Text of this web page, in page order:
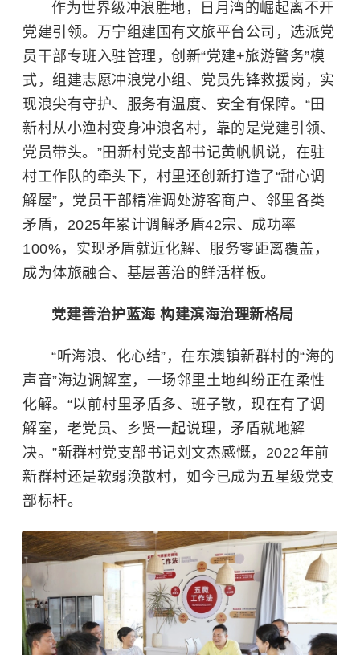
作为世界级冲浪胜地，日月湾的崛起离不开
党建引领。万宁组建国有文旅平台公司，选派党
员干部专班入驻管理，创新“党建+旅游警务”模
式，组建志愿冲浪党小组、党员先锋救援岗，实
现浪尖有守护、服务有温度、安全有保障。“田
新村从小渔村变身冲浪名村，靠的是党建引领、
党员带头。”田新村党支部书记黄帆帆说，在驻
村工作队的牵头下，村里还创新打造了“甜心调
解屋”，党员干部精准调处游客商户、邻里各类
矛盾，2025年累计调解矛盾42宗、成功率
100%，实现矛盾就近化解、服务零距离覆盖，
成为体旅融合、基层善治的鲜活样板。
党建善治护蓝海 构建滨海治理新格局
“听海浪、化心结”，在东澳镇新群村的“海的
声音”海边调解室，一场邻里土地纠纷正在柔性
化解。“以前村里矛盾多、班子散，现在有了调
解室，老党员、乡贤一起说理，矛盾就地解
决。”新群村党支部书记刘文杰感慨，2022年前
新群村还是软弱涣散村，如今已成为五星级党支
部标杆。